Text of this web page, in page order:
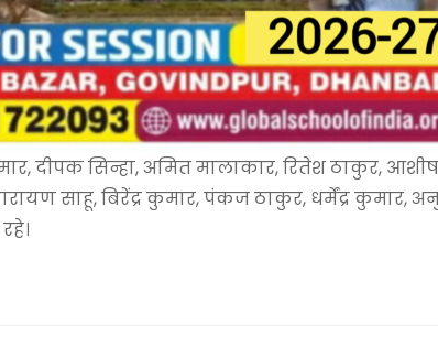
दीपक सिन्हा, अमित मालाकार, रितेश ठाकुर, आशीष
साहू, बिरेंद्र कुमार, पंकज ठाकुर, धर्मेंद्र कुमार,